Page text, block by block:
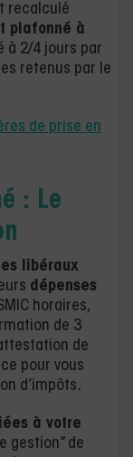
recalculé
plafonné à
à 2/4 jours par
retenus par le
de prise en
: Le
libéraux
dépenses
horaires,
de 3
de
pour vous
d’impôts.
à votre
gestion” de